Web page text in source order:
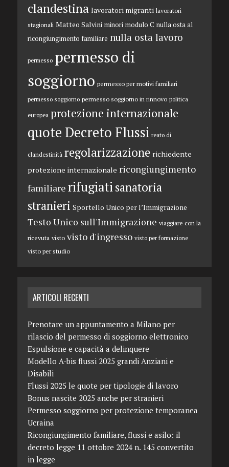
clandestina lavoratori migranti lavoratori
stagionali Matteo Salvini minori modulo C nulla osta al
ricongiungimento familiare nulla osta lavoro
permesso permesso di
soggiorno permesso per motivi familiari
permesso soggiorno permesso soggiorno in rinnovo politica
europea protezione internazionale
quote Decreto Flussi reato di
clandestinità regolarizzazione richiedente
protezione internazionale ricongiungimento
familiare rifugiatisanatoria
stranieri Sportello Unico per l’Immigrazione
Testo Unico sull'Immigrazione viaggiare con la
ricevuta visto visto d'ingresso visto per formazione
visto per studio
ARTICOLI RECENTI
Prenotare un appuntamento a Milano per
rilascio del permesso di soggiorno elettronico
Espulsione e capacità a delinquere
Modello A-bis flussi 2025 grandi Anziani e
Disabili
Flussi 2025 le quote per tipologie di lavoro
Bonus nascite 2025 anche per stranieri
Permesso soggiorno per protezione temporanea
Ucraina
Ricongiungimento familiare, flussi e asilo: il
decreto legge 11 ottobre 2024 n. 145 convertito
in legge